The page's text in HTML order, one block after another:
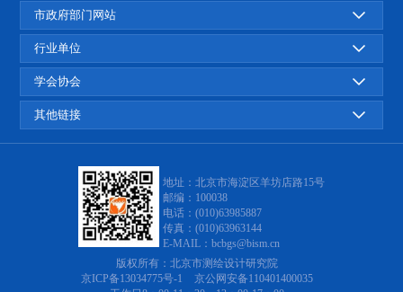
市政府部门网站
行业单位
学会协会
其他链接
地址：北京市海淀区羊坊店路15号
邮编：100038
电话：(010)63985887
传真：(010)63963144
E-MAIL：bcbgs@bism.cn
版权所有： 北京市测绘设计研究院
京ICP备13034775号-1
京公网安备110401400035